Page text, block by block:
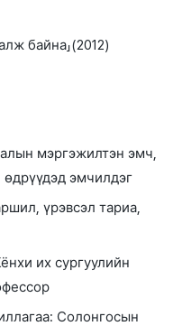
байна」(2012)
мэргэжилтэн эмч,
эмчилдэг
үрэвсэл тариа,
их сургуулийн
Солонгосын